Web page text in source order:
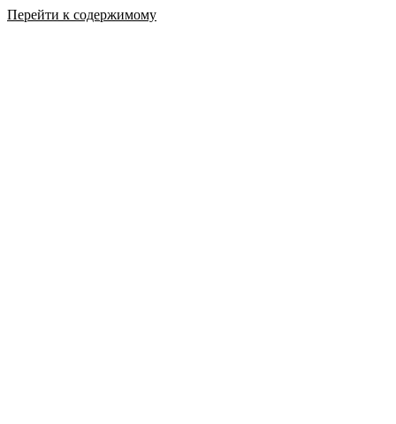
Перейти к содержимому